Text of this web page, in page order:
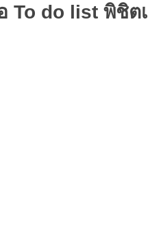
To do list พิชิต